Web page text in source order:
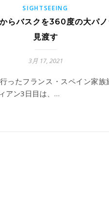
SIGHTSEEING
らバスクを360度の大パ
見渡す
3月 17, 2021
ったフランス・スペイン家族
アン3日目は、…